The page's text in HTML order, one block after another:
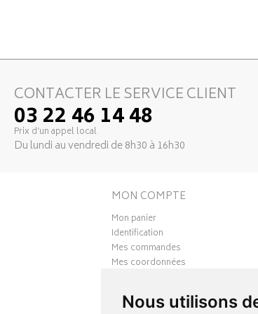
Nous utilisons
CONTACTER LE SERVICE CLIENT
03 22 46 14 48
Prix d’un appel local
Du lundi au vendredi de 8h30 à 16h30
MON COMPTE
Mon panier
Identification
Mes commandes
Mes coordonnées
Mes favoris
Mes préférences Cookies